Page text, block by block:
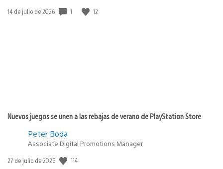
Fecha
14 de julio de 2026 1 12
Nuevos juegos se unen a las rebajas de verano de PlayStation Store
Peter Boda
Associate Digital Promotions Manager
Fecha
27 de julio de 2026 114